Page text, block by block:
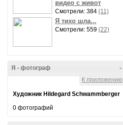
видео с живот
Смотрели: 384 (11)
Я тихо шла...
Смотрели: 559 (22)
-
Я - фотограф
К приложению
Художник Hildegard Schwammberger
0 фотографий